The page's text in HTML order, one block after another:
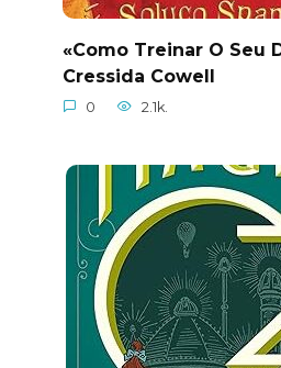
«Como Treinar O Seu
Cressida Cowell
0 2.1k.